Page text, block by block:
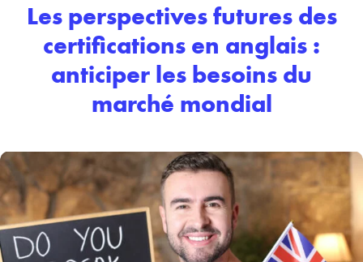
Les perspectives futures des
certifications en anglais :
anticiper les besoins du
marché mondial